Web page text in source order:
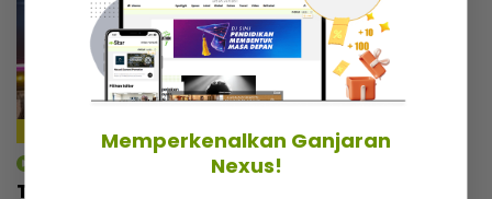
Tebalkan muka jual air kopi, Man Raja
Memperkenalkan Ganjaran
Nexus!